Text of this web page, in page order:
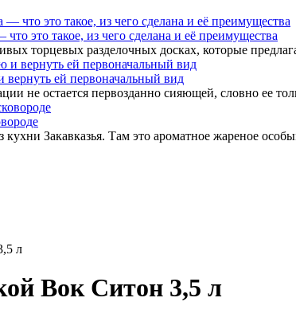
это такое, из чего сделана и её преимущества
торцевых разделочных досках, которые
ей первоначальный вид
не остается первозданно сияющей, словно ее
кухни Закавказья. Там это ароматное жареное
л
Вок Ситон 3,5 л